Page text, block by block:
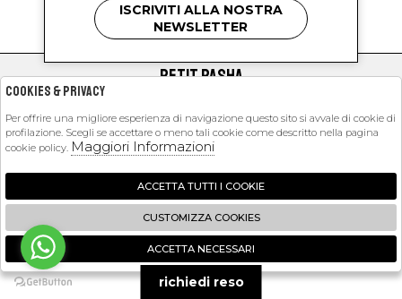
kids
PETIT PASHA
EXTRA
2026 Petit Pasha - P.iva : 09423341214 Powered by
Zucchetti
🍪
ISCRIVITI ALLA NOSTRA
NEWSLETTER
richiedi reso
Cookies & Privacy
Per offrire una migliore esperienza di navigazione questo sito si avvale di cookie di
profilazione. Scegli se accettare o meno tali cookie come descritto nella pagina
cookie policy. Maggiori Informazioni
ACCETTA TUTTI I COOKIE
CUSTOMIZZA COOKIES
ACCETTA NECESSARI